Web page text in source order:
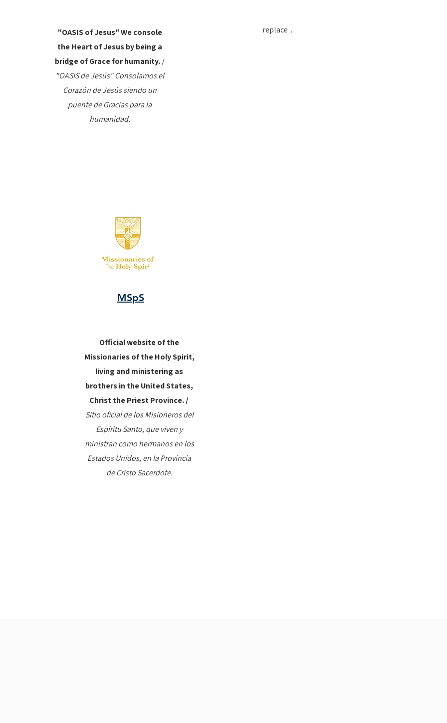
"OASIS of Jesus" We console
the Heart of Jesus by being a
bridge of Grace for humanity./
"OASIS de Jesús" Consolamos el
Corazón de Jesús siendo un
puente de Gracias para la
humanidad.
replace ...
MSpS
Official website of the
Missionaries of the Holy Spirit,
living and ministering as
brothers in the United States,
Christ the Priest Province. /
Sitio oficial de los Misioneros del
Espíritu Santo, que viven y
ministran como hermanos en los
Estados Unidos, en la Provincia
de Cristo Sacerdote.